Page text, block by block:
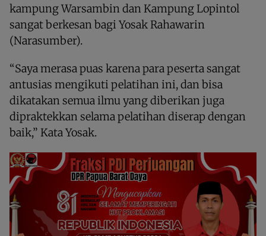
kampung Warsambin dan Kampung Lopintol
sangat berkesan bagi Yosak Rahawarin
(Narasumber).
“Saya merasa puas karena para peserta sangat
antusias mengikuti pelatihan ini, dan bisa
dikatakan semua ilmu yang diberikan juga
dipraktekkan selama pelatihan diserap dengan
baik,” Kata Yosak.